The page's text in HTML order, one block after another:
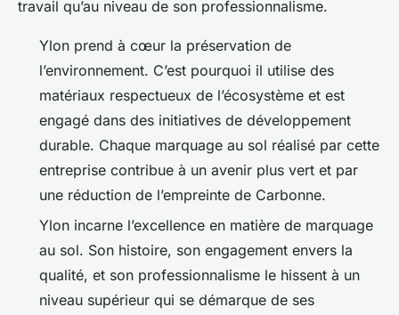
travail qu’au niveau de son professionnalisme.
Ylon prend à cœur la préservation de
l’environnement. C’est pourquoi il utilise des
matériaux respectueux de l’écosystème et est
engagé dans des initiatives de développement
durable. Chaque marquage au sol réalisé par cette
entreprise contribue à un avenir plus vert et par
une réduction de l’empreinte de Carbonne.
Ylon incarne l’excellence en matière de marquage
au sol. Son histoire, son engagement envers la
qualité, et son professionnalisme le hissent à un
niveau supérieur qui se démarque de ses